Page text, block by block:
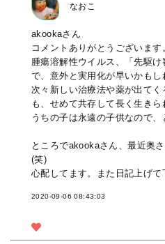
なおこ
akookaさん
コメントありがとうございます
腫瘍溶解性ウイルス、「先駆
で、意外と実用化が早いかもし
次々新しい治療法や薬が出て
も、せめて共存して長く生きら
うちの子は永遠の子供なので、
ところでakookaさん、最近奥
(笑)
心配してます。また日記上げて
2020-09-06 08:43:03